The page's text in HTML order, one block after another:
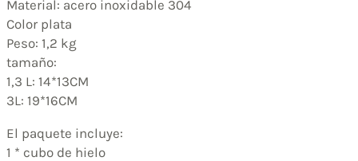
Material: acero inoxidable 304
Color plata
Peso: 1,2 kg
tamaño:
1,3 L: 14*13CM
3L: 19*16CM
El paquete incluye:
1 * cubo de hielo